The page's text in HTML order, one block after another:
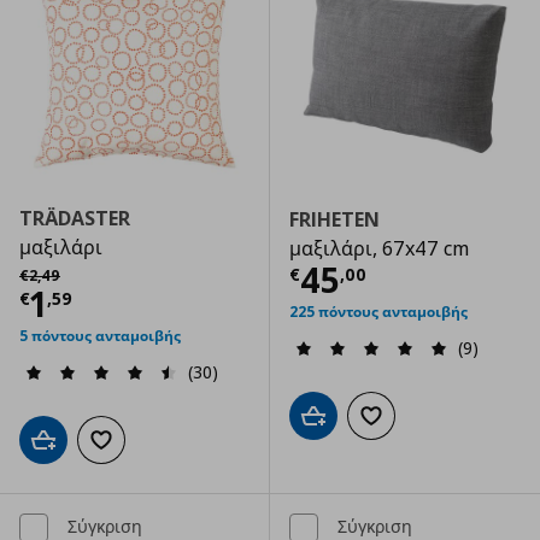
TRÄDASTER
μαξιλάρι
€2,49
Αρχική τιμή
€1 ,59
Τρέχουσα τιμή € 1,59
5 πόντους ανταμοιβής
(30)
Προσθήκη στο καλάθι
Προσθήκη στα αγαπημένα
FRIHETEN
μαξιλάρι, 67x47 cm
€45,00
Τρέχουσα
225 πόντους ανταμοιβής
(9)
Προσθήκη στο καλάθι
Προσθήκη στα
Σύγκριση Σύγκριση